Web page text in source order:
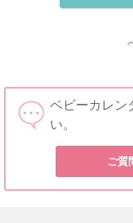
ベビーカレン
い。
ご質